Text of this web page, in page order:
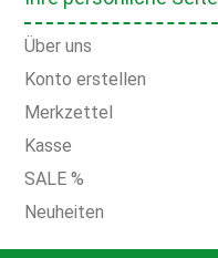
Über uns
Konto erstellen
Merkzettel
Kasse
SALE %
Neuheiten